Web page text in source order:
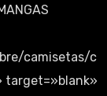
camisetas/c
target=»blank»